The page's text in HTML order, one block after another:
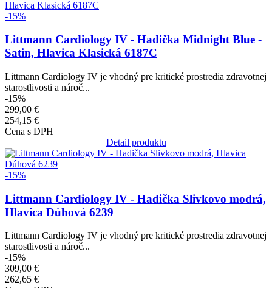
-15%
Littmann Cardiology IV - Hadička Midnight Blue -
Satin, Hlavica Klasická 6187C
Littmann Cardiology IV je vhodný pre kritické prostredia zdravotnej
starostlivosti a nároč...
-15%
299,00 €
254,15 €
Cena s DPH
Detail produktu
Obrázok
-15%
Littmann Cardiology IV - Hadička Slivkovo modrá,
Hlavica Dúhová 6239
Littmann Cardiology IV je vhodný pre kritické prostredia zdravotnej
starostlivosti a nároč...
-15%
309,00 €
262,65 €